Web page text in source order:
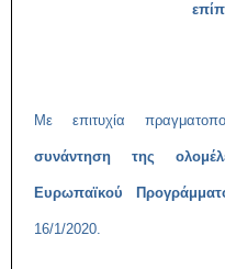
Με επιτυχία
συνάντηση της
Ευρωπαϊκού
16/1/2020.